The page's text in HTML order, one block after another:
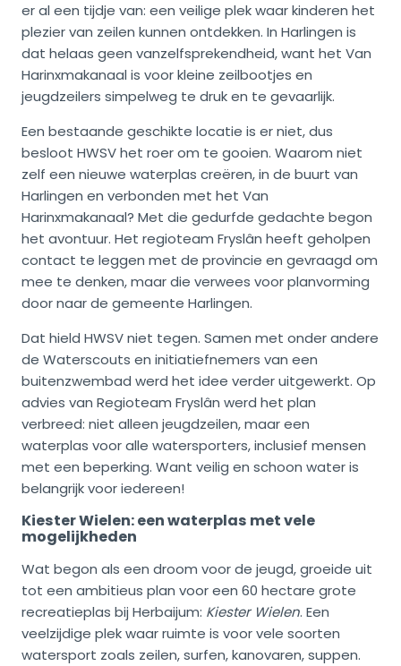
er al een tijdje van: een veilige plek waar kinderen het
plezier van zeilen kunnen ontdekken. In Harlingen is
dat helaas geen vanzelfsprekendheid, want het Van
Harinxmakanaal is voor kleine zeilbootjes en
jeugdzeilers simpelweg te druk en te gevaarlijk.
Een bestaande geschikte locatie is er niet, dus
besloot HWSV het roer om te gooien. Waarom niet
zelf een nieuwe waterplas creëren, in de buurt van
Harlingen en verbonden met het Van
Harinxmakanaal? Met die gedurfde gedachte begon
het avontuur. Het regioteam Fryslân heeft geholpen
contact te leggen met de provincie en gevraagd om
mee te denken, maar die verwees voor planvorming
door naar de gemeente Harlingen.
Dat hield HWSV niet tegen. Samen met onder andere
de Waterscouts en initiatiefnemers van een
buitenzwembad werd het idee verder uitgewerkt. Op
advies van Regioteam Fryslân werd het plan
verbreed: niet alleen jeugdzeilen, maar een
waterplas voor alle watersporters, inclusief mensen
met een beperking. Want veilig en schoon water is
belangrijk voor iedereen!
Kiester Wielen: een waterplas met vele
mogelijkheden
Wat begon als een droom voor de jeugd, groeide uit
tot een ambitieus plan voor een 60 hectare grote
recreatieplas bij Herbaijum: Kiester Wielen. Een
veelzijdige plek waar ruimte is voor vele soorten
watersport zoals zeilen, surfen, kanovaren, suppen.